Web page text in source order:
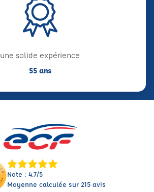
une solide expérience
55 ans
Note : 4.7/5
Moyenne calculée sur 215 avis